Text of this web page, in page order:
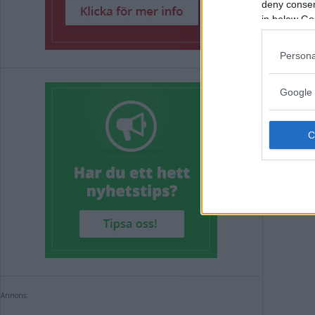
deny
in below
Google
Annons: